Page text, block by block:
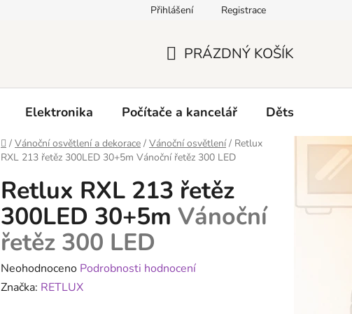
Přihlášení Registrace
KOŠÍK
PRÁZDNÝ KOŠÍK
Elektronika Počítače a kancelář Dětské zboží
Domů
/ Vánoční osvětlení a dekorace / Vánoční osvětlení / Retlux
RXL 213 řetěz 300LED 30+5m Vánoční řetěz 300 LED
Retlux RXL 213 řetěz
300LED 30+5m Vánoční
řetěz 300 LED
Průměrné
hodnocení
Neohodnoceno Podrobnosti hodnocení
Značka: RETLUX